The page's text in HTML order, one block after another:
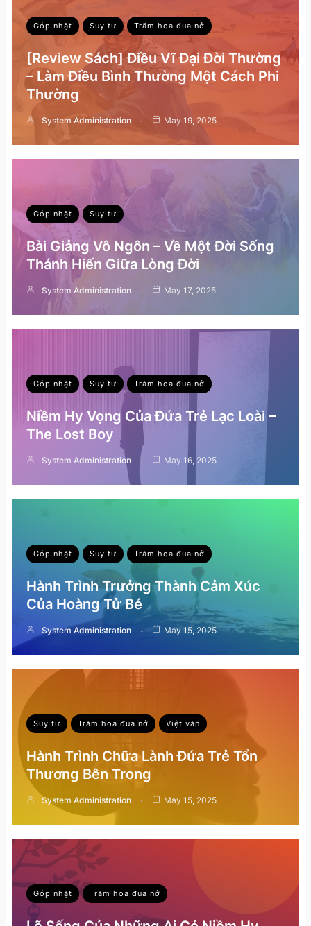
Góp nhặt Suy tư Trăm hoa đua nở
[Review Sách] Điều Vĩ Đại Đời Thường
– Làm Điều Bình Thường Một Cách Phi
Thường
System Administration May 19, 2025
Góp nhặt Suy tư
Bài Giảng Vô Ngôn – Về Một Đời Sống
Thánh Hiến Giữa Lòng Đời
System Administration May 17, 2025
Góp nhặt Suy tư Trăm hoa đua nở
Niềm Hy Vọng Của Đứa Trẻ Lạc Loài –
The Lost Boy
System Administration May 16, 2025
Góp nhặt Suy tư Trăm hoa đua nở
Hành Trình Trưởng Thành Cảm Xúc
Của Hoàng Tử Bé
System Administration May 15, 2025
Suy tư Trăm hoa đua nở Việt văn
Hành Trình Chữa Lành Đứa Trẻ Tổn
Thương Bên Trong
System Administration May 15, 2025
Góp nhặt Trăm hoa đua nở